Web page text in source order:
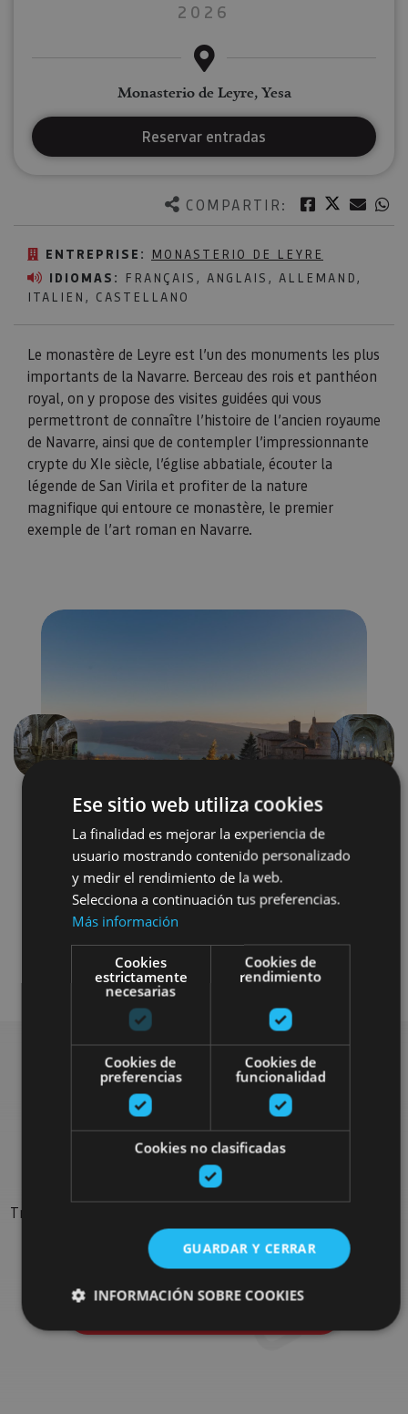
COMPARTIR: Facebook
Twitter
ENTREPRISE: MONASTERIO DE LEYRE
IDIOMAS:
FRANÇAIS, ANGLAIS, ALLEMAND,
ITALIEN, CASTELLANO
Le monastère de Leyre est l’un des monuments les plus
importants de la Navarre. Berceau des rois et panthéon
royal, on y propose des visites guidées qui vous
permettront de connaître l’histoire de l’ancien royaume
de Navarre, ainsi que de contempler l’impressionnante
crypte du XIe siècle, l’église abbatiale, écouter la
légende de San Virila et profiter de la nature
magnifique qui entoure ce monastère, le premier
exemple de l’art roman en Navarre.
2026
Monasterio de Leyre, Yesa
Reservar entradas
Précédent Suivant
Arquitectura religiosa
Visitas guiadas Monastères
Rechercher plus de
sorties
Trouvez des sorties et des propositions pour compléter votre
séjour en Navarre : activités organisées, visites et les
évènements-phares de l'agenda
Ese sitio web utiliza cookies
La finalidad es mejorar la experiencia de
usuario mostrando contenido personalizado
y medir el rendimiento de la web.
Selecciona a continuación tus preferencias.
Más información
Cookies
estrictamente
necesarias
Cookies de
rendimiento
Cookies de
preferencias
Cookies de
funcionalidad
Cookies no clasificadas
GUARDAR Y CERRAR
INFORMACIÓN SOBRE COOKIES